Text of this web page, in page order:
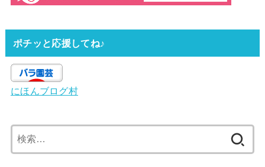
ポチッと応援してね♪
にほんブログ村
索: